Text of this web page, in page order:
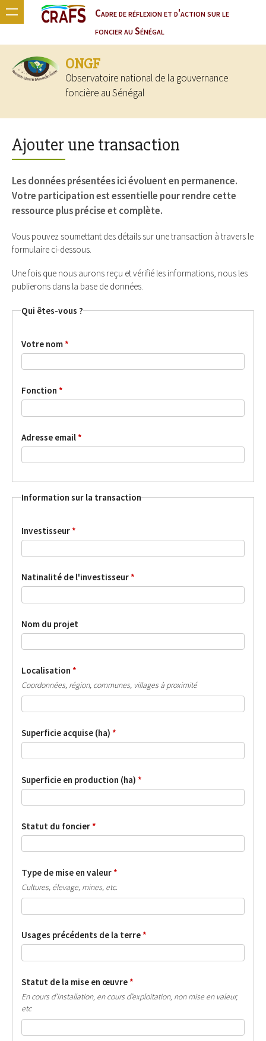
Cadre de réflexion et d'action sur le
foncier au Sénégal
ONGF
Observatoire national de la gouvernance
foncière au Sénégal
Ajouter une transaction
Les données présentées ici évoluent en permanence.
Votre participation est essentielle pour rendre cette
ressource plus précise et complète.
Vous pouvez soumettant des détails sur une transaction à travers le
formulaire ci-dessous.
Une fois que nous aurons reçu et vérifié les informations, nous les
publierons dans la base de données.
Qui êtes-vous ?
Votre nom *
Fonction *
Adresse email *
Information sur la transaction
Investisseur *
Natinalité de l'investisseur *
Nom du projet
Localisation *
Coordonnées, région, communes, villages à proximité
Superficie acquise (ha) *
Superficie en production (ha) *
Statut du foncier *
Type de mise en valeur *
Cultures, élevage, mines, etc.
Usages précédents de la terre *
Statut de la mise en œuvre *
En cours d’installation, en cours d’exploitation, non mise en valeur,
etc